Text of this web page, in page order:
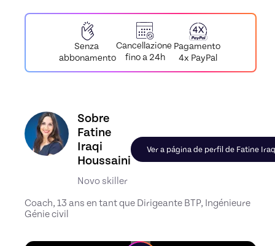
Senza
abbonamento
Cancellazione
fino a 24h
Pagamento
4x PayPal
Conheça o perfil de Fatine Iraqi Houssaini,
Sobre
Fatine
Iraqi
Houssaini
Novo skiller
Ver a página de perfil de Fatine
Coach, 13 ans en tant que Dirigeante BTP, Ingénieure
Génie civil